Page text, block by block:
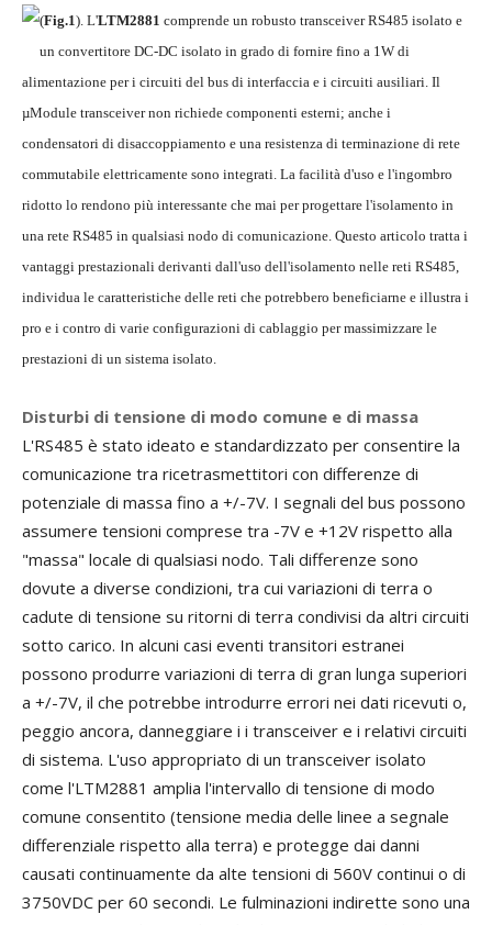
(Fig.1). L'LTM2881 comprende un robusto transceiver RS485 isolato e
un convertitore DC-DC isolato in grado di fornire fino a 1W di
alimentazione per i circuiti del bus di interfaccia e i circuiti ausiliari. Il
µModule transceiver non richiede componenti esterni; anche i
condensatori di disaccoppiamento e una resistenza di terminazione di rete
commutabile elettricamente sono integrati. La facilità d'uso e l'ingombro
ridotto lo rendono più interessante che mai per progettare l'isolamento in
una rete RS485 in qualsiasi nodo di comunicazione. Questo articolo tratta i
vantaggi prestazionali derivanti dall'uso dell'isolamento nelle reti RS485,
individua le caratteristiche delle reti che potrebbero beneficiarne e illustra i
pro e i contro di varie configurazioni di cablaggio per massimizzare le
prestazioni di un sistema isolato.
Disturbi di tensione di modo comune e di massa
L'RS485 è stato ideato e standardizzato per consentire la
comunicazione tra ricetrasmettitori con differenze di
potenziale di massa fino a +/-7V. I segnali del bus possono
assumere tensioni comprese tra -7V e +12V rispetto alla
"massa" locale di qualsiasi nodo. Tali differenze sono
dovute a diverse condizioni, tra cui variazioni di terra o
cadute di tensione su ritorni di terra condivisi da altri circuiti
sotto carico. In alcuni casi eventi transitori estranei
possono produrre variazioni di terra di gran lunga superiori
a +/-7V, il che potrebbe introdurre errori nei dati ricevuti o,
peggio ancora, danneggiare i i transceiver e i relativi circuiti
di sistema. L'uso appropriato di un transceiver isolato
come l'LTM2881 amplia l'intervallo di tensione di modo
comune consentito (tensione media delle linee a segnale
differenziale rispetto alla terra) e protegge dai danni
causati continuamente da alte tensioni di 560V continui o di
3750VDC per 60 secondi. Le fulminazioni indirette sono una